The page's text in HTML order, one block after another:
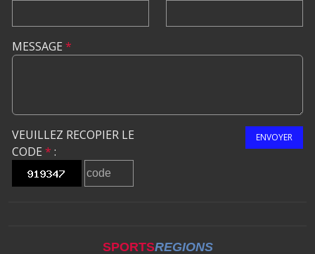
MESSAGE *
VEUILLEZ RECOPIER LE
CODE * :
ENVOYER
SPORTSREGIONS